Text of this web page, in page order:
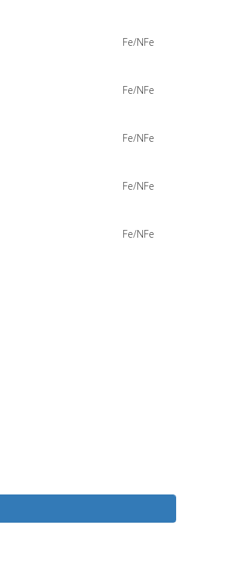
Fe/NFe
Fe/NFe
Fe/NFe
Fe/NFe
Fe/NFe